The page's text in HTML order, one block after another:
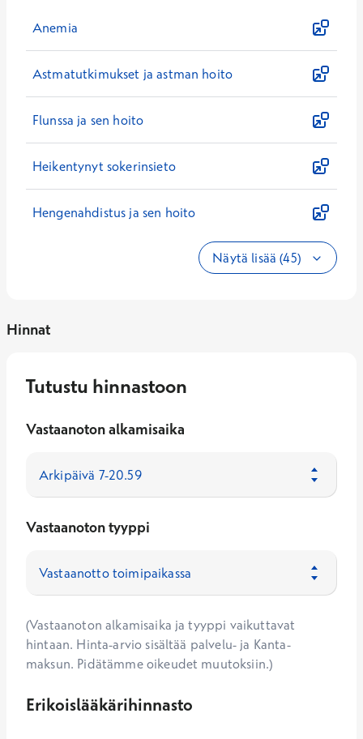
Anemia
Astmatutkimukset ja astman hoito
Flunssa ja sen hoito
Heikentynyt sokerinsieto
Hengenahdistus ja sen hoito
Näytä lisää (45)
Hinnat
Tutustu hinnastoon
Vastaanoton alkamisaika
Vastaanoton tyyppi
(Vastaanoton alkamisaika ja tyyppi vaikuttavat
hintaan. Hinta-arvio sisältää palvelu- ja Kanta-
maksun. Pidätämme oikeudet muutoksiin.)
Erikoislääkärihinnasto